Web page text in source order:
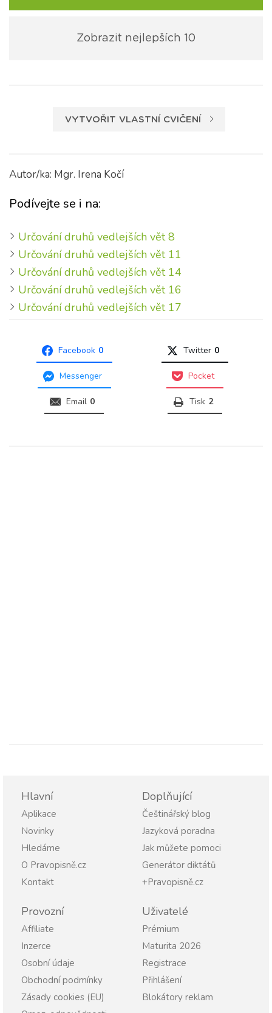
Zobrazit nejlepších 10
VYTVOŘIT VLASTNÍ CVIČENÍ
Autor/ka: Mgr. Irena Kočí
Podívejte se i na:
Určování druhů vedlejších vět 8
Určování druhů vedlejších vět 11
Určování druhů vedlejších vět 14
Určování druhů vedlejších vět 16
Určování druhů vedlejších vět 17
Facebook 0 Twitter 0
Messenger Pocket
Email 0 Tisk 2
Hlavní
Aplikace
Novinky
Hledáme
O Pravopisně.cz
Kontakt
Doplňující
Češtinářský blog
Jazyková poradna
Jak můžete pomoci
Generátor diktátů
+Pravopisně.cz
Provozní
Affiliate
Inzerce
Osobní údaje
Obchodní podmínky
Zásady cookies (EU)
Uživatelé
Prémium
Maturita 2026
Registrace
Přihlášení
Blokátory reklam